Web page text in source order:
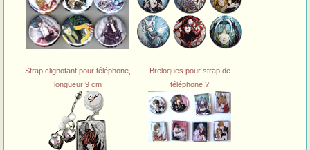
Strap clignotant pour téléphone,
longueur 9 cm
Breloques pour strap de
téléphone ?